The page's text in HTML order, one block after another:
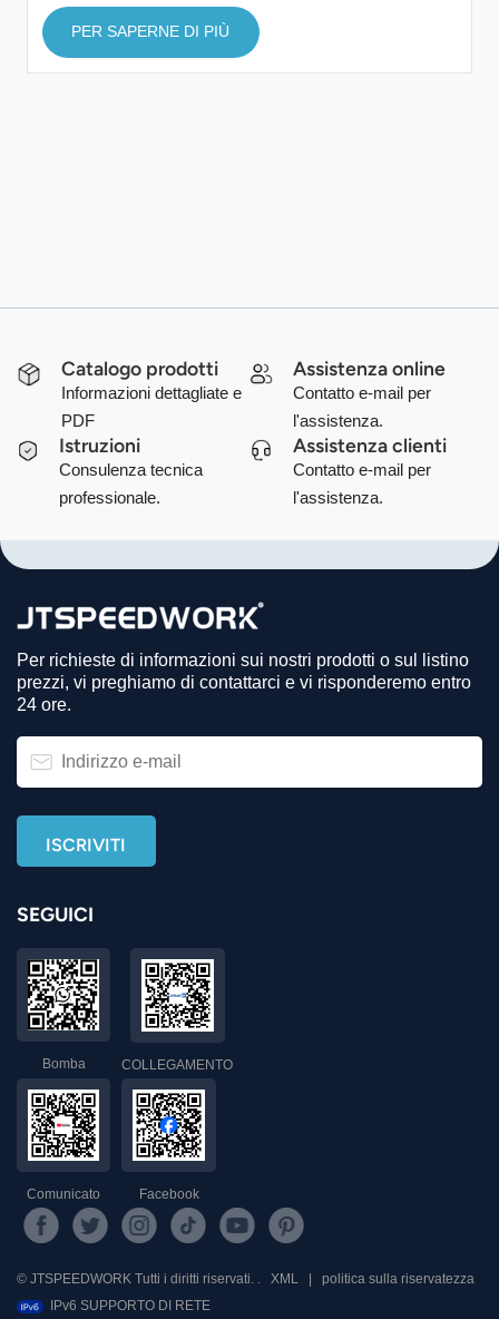
MHz
PER SAPERNE DI PIÙ
Catalogo prodotti
Informazioni dettagliate e
PDF
Assistenza online
Contatto e-mail per
l'assistenza.
Istruzioni
Consulenza tecnica
professionale.
Assistenza clienti
Contatto e-mail per
l'assistenza.
Per richieste di informazioni sui nostri prodotti o sul listino
prezzi, vi preghiamo di contattarci e vi risponderemo entro
24 ore.
SEGUICI
Bomba COLLEGAMENTO
Comunicato Facebook
© JTSPEEDWORK Tutti i diritti riservati. . XML
politica sulla riservatezza
IPv6 SUPPORTO DI RETE